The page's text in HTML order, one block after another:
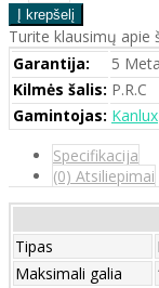
Turite klausimų apie
Garantija:
5
Kilmės šalis: P.R.C
Gamintojas: Kanlux
Specifikacija
(0) Atsiliepimai
Tipas
Maksimali galia